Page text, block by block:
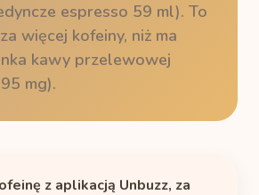
espresso 59 ml). To
więcej kofeiny, niż ma
kawy przelewowej
mg).
z aplikacją Unbuzz, za